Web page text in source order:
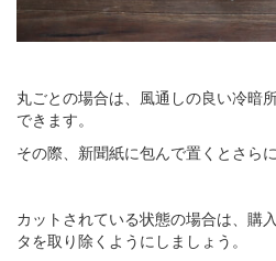
丸ごとの場合は、風通しの良い冷暗
できます。
その際、新聞紙に包んで置くとさら
カットされている状態の場合は、購
タを取り除くようにしましょう。